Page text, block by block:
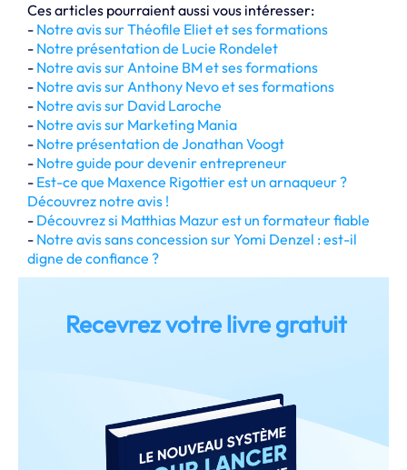
Ces articles pourraient aussi vous intéresser:
- Notre avis sur Théofile Eliet et ses formations
- Notre présentation de Lucie Rondelet
- Notre avis sur Antoine BM et ses formations
- Notre avis sur Anthony Nevo et ses formations
- Notre avis sur David Laroche
- Notre avis sur Marketing Mania
- Notre présentation de Jonathan Voogt
- Notre guide pour devenir entrepreneur
- Est-ce que Maxence Rigottier est un arnaqueur ?
Découvrez notre avis !
- Découvrez si Matthias Mazur est un formateur fiable
- Notre avis sans concession sur Yomi Denzel : est-il
digne de confiance ?
Recevrez votre livre gratuit